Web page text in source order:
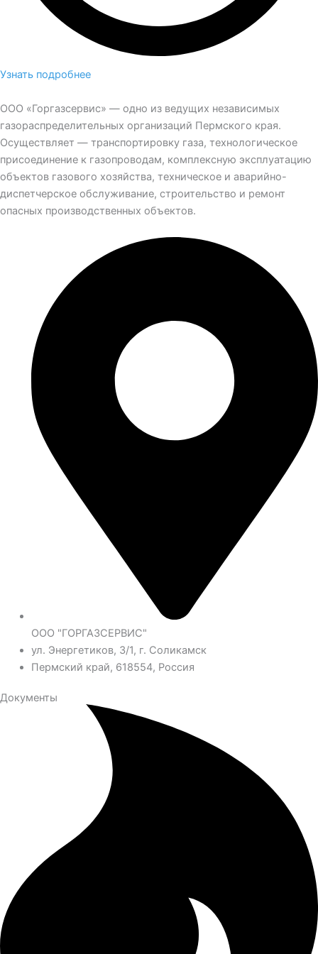
Узнать подробнее
ООО «Горгазсервис» — одно из ведущих независимых
газораспределительных организаций Пермского края.
Осуществляет — транспортировку газа, технологическое
присоединение к газопроводам, комплексную эксплуатацию
объектов газового хозяйства, техническое и аварийно-
диспетчерское обслуживание, строительство и ремонт
опасных производственных объектов.
ООО "ГОРГАЗСЕРВИС"
ул. Энергетиков, 3/1, г. Соликамск
Пермский край, 618554, Россия
Документы